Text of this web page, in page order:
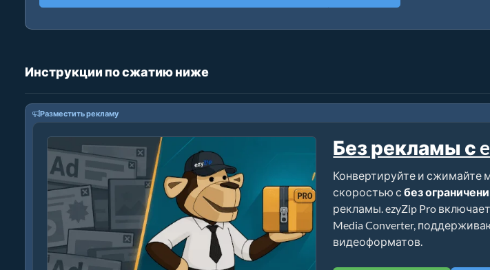
Инструкции по сжатию ниже
Разместить рекламу
Без рекламы с
Конвертируйте и сжимайте
скоростью сбез
рекламы. ezyZip Pro
Media Converter,
видеоформатов.